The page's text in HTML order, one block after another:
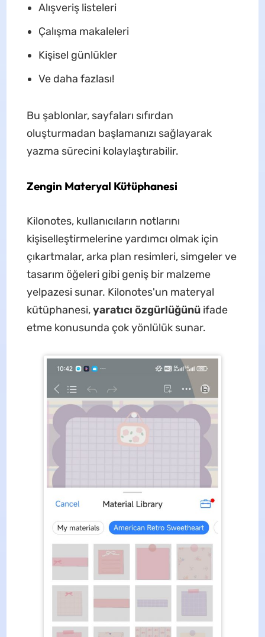
Alışveriş listeleri
Çalışma makaleleri
Kişisel günlükler
Ve daha fazlası!
Bu şablonlar, sayfaları sıfırdan
oluşturmadan başlamanızı sağlayarak
yazma sürecini kolaylaştırabilir.
Zengin Materyal Kütüphanesi
Kilonotes, kullanıcıların notlarını
kişiselleştirmelerine yardımcı olmak için
çıkartmalar, arka plan resimleri, simgeler ve
tasarım öğeleri gibi geniş bir malzeme
yelpazesi sunar. Kilonotes'un materyal
kütüphanesi,yaratıcı özgürlüğünüifade
etme konusunda çok yönlülük sunar.